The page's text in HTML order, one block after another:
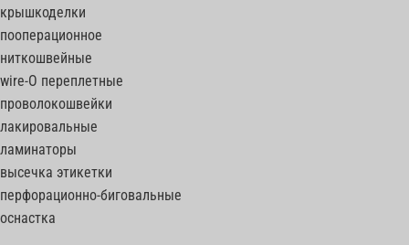
крышкоделки
пооперационное
ниткошвейные
wire-O переплетные
проволокошвейки
лакировальные
ламинаторы
высечка этикетки
перфорационно-биговальные
оснастка